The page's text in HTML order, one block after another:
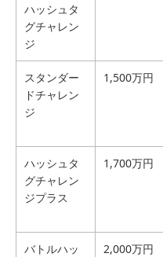
ハッシュタ
グチャレン
ジ
スタンダー
ドチャレン
ジ
1,500万円
ハッシュタ
グチャレン
ジプラス
1,700万円
バトルハッ
2,000万円